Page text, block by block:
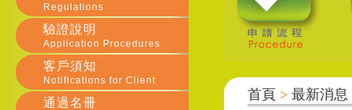
首頁 > 最新消息
Regulations
驗證說明
Application Procedures
客戶須知
Notifications for Client
通過名冊